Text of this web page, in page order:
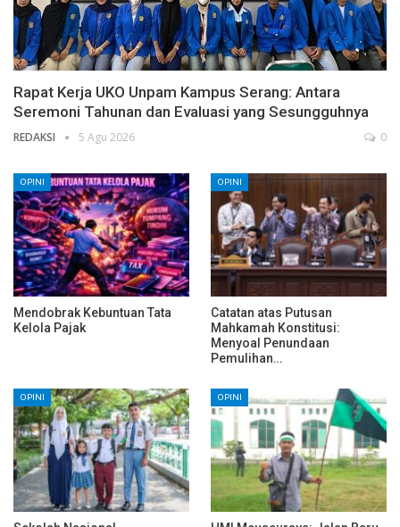
Rapat Kerja UKO Unpam Kampus Serang: Antara
Seremoni Tahunan dan Evaluasi yang Sesungguhnya
REDAKSI 5 Agu 2026 0
OPINI
Mendobrak Kebuntuan Tata
Kelola Pajak
OPINI
Catatan atas Putusan
Mahkamah Konstitusi:
Menyoal Penundaan
Pemulihan…
OPINI OPINI